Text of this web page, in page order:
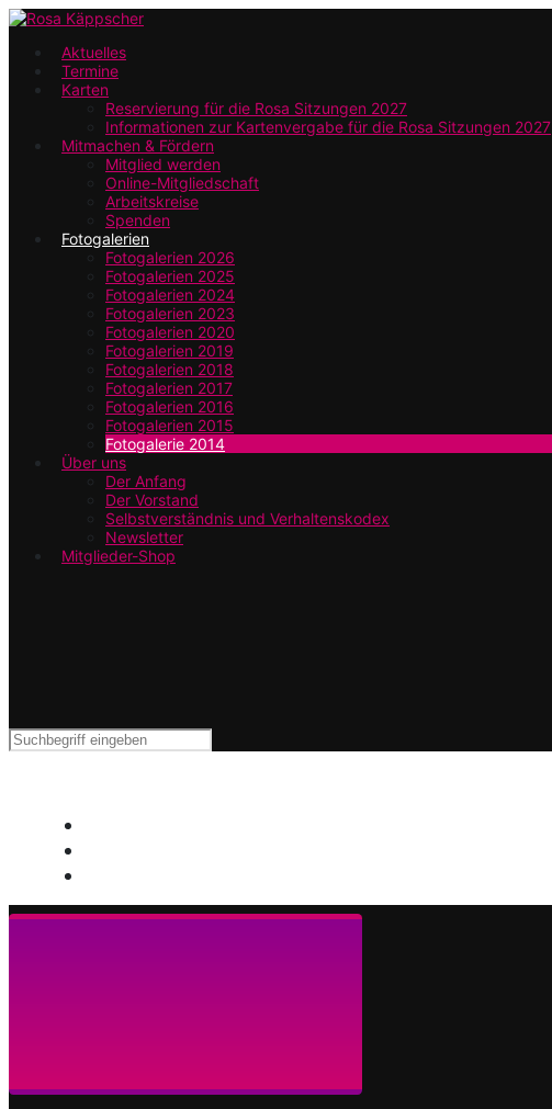
Zum
Hauptinhalt
springen
Aktuelles
Termine
Karten
Reservierung für die Rosa Sitzungen 2027
Informationen zur Kartenvergabe für die Rosa Sitzungen 2027
Mitmachen & Fördern
Mitglied werden
Online-Mitgliedschaft
Arbeitskreise
Spenden
Fotogalerien
Fotogalerien 2026
Fotogalerien 2025
Fotogalerien 2024
Fotogalerien 2023
Fotogalerien 2020
Fotogalerien 2019
Fotogalerien 2018
Fotogalerien 2017
Fotogalerien 2016
Fotogalerien 2015
Fotogalerie 2014
Über uns
Der Anfang
Der Vorstand
Selbstverständnis und Verhaltenskodex
Newsletter
Mitglieder-Shop